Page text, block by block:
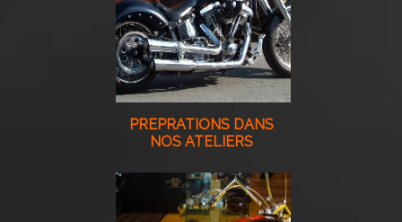
PREPRATIONS DANS
NOS ATELIERS